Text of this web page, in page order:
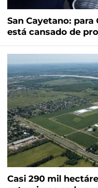
San Cayetano:
está cansado de
Casi 290 mil